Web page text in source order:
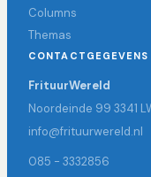
Columns
Themas
CONTACTGEGEVENS
FrituurWereld
Noordeinde 99 3341
info@frituurwereld.nl
085 - 3332856